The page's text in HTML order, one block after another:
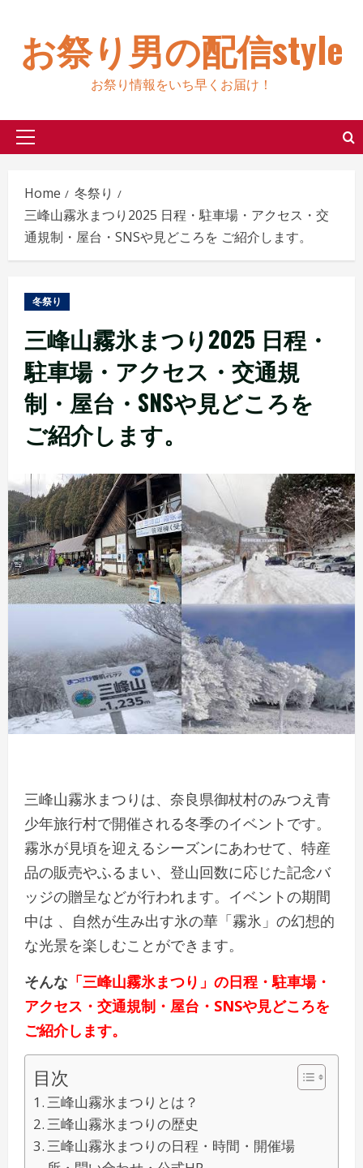
contentお祭り男の配信style
お祭り情報をいち早くお届け！
Primary
Home
冬祭り
三峰山霧氷まつり2025 日程・駐車場・アクセス・交
通規制・屋台・SNSや見どころを ご紹介します。
冬祭り
三峰山霧氷まつり2025 日程・
駐車場・アクセス・交通規
制・屋台・SNSや見どころを
ご紹介します。
三峰山霧氷まつりは、奈良県御杖村のみつえ青
少年旅行村で開催される冬季のイベントです。
霧氷が見頃を迎えるシーズンにあわせて、特産
品の販売やふるまい、登山回数に応じた記念バ
ッジの贈呈などが行われます。イベントの期間
中は 、自然が生み出す氷の華「霧氷」の幻想的
な光景を楽しむことができます。
そんな 「三峰山霧氷まつり」の日程・駐車場・
アクセス・交通規制・屋台・SNSや見どころを
ご紹介します。
目次
三峰山霧氷まつりとは？
三峰山霧氷まつりの歴史
三峰山霧氷まつりの日程・時間・開催場